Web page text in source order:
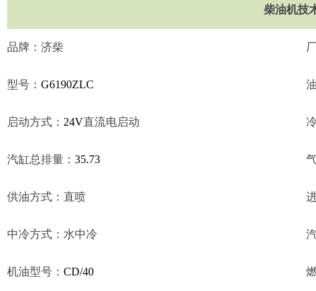
柴油机技
品牌：济柴
型号： G6190ZLC
启动方式： 24V直流电启动
汽缸总排量： 35.73
供油方式：直喷
中冷方式：水中冷
机油型号： CD/40